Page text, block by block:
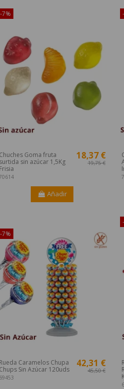
-7%
Chuches Goma fruta
surtida sin azúcar 1,5Kg
Frisia
18,37 €
19,75 €
Añadir
-7%
Rueda Caramelos Chupa
Chups Sin Azúcar 120uds
69453
42,31 €
45,50 €